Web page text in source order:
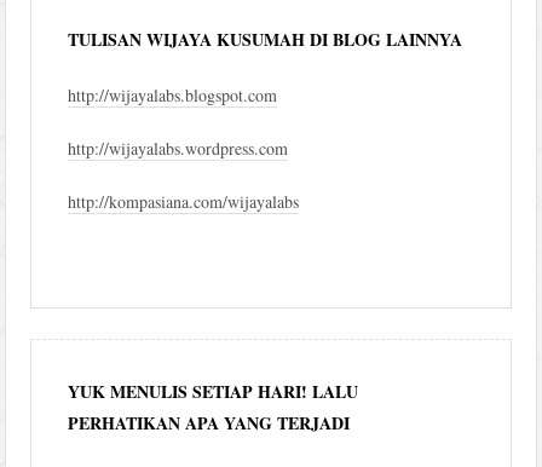
TULISAN WIJAYA KUSUMAH DI BLOG LAINNYA
http://wijayalabs.blogspot.com
http://wijayalabs.wordpress.com
http://kompasiana.com/wijayalabs
YUK MENULIS SETIAP HARI! LALU
PERHATIKAN APA YANG TERJADI